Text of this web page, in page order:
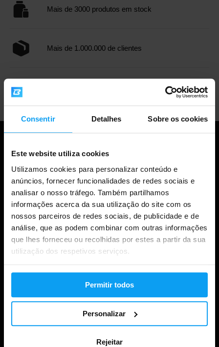
Consentir Detalhes Sobre os cookies
Este website utiliza cookies
Utilizamos cookies para personalizar conteúdo e
anúncios, fornecer funcionalidades de redes sociais e
analisar o nosso tráfego. Também partilhamos
informações acerca da sua utilização do site com os
nossos parceiros de redes sociais, de publicidade e de
análise, que as podem combinar com outras informações
que lhes forneceu ou recolhidas por estes a partir da sua
utilização dos respetivos serviços.
Permitir todos
Personalizar
Rejeitar
Mais de 3000 produtos em stock
Mais de 1.000.000 de clientes
Compras
Acompanha a tua encomenda
Iniciar sessão na conta
Direito legal de retirada